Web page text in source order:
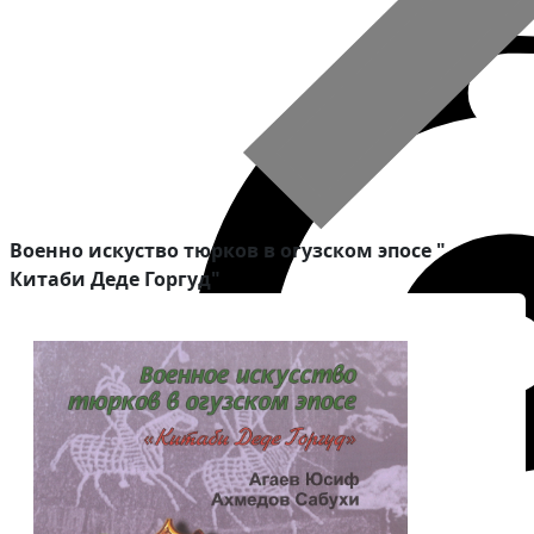
Военно искуство тюрков в огузском эпосе "
Китаби Деде Горгуд"